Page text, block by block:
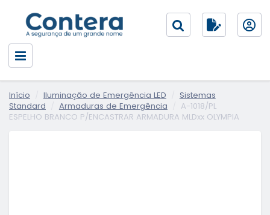
Início Iluminação de Emergência LED
Sistemas
Standard
Armaduras de Emergência
A-1018/PL
ESPELHO BRANCO P/ENCASTRAR ARMADURA MLDxx OLYMPIA